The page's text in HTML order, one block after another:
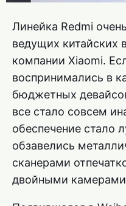
Линейка Redmi
ведущих китайских
компании Xiaomi.
воспринимались в
бюджетных
все стало совсем
обеспечение стало
обзавелись
сканерами
двойными камерами